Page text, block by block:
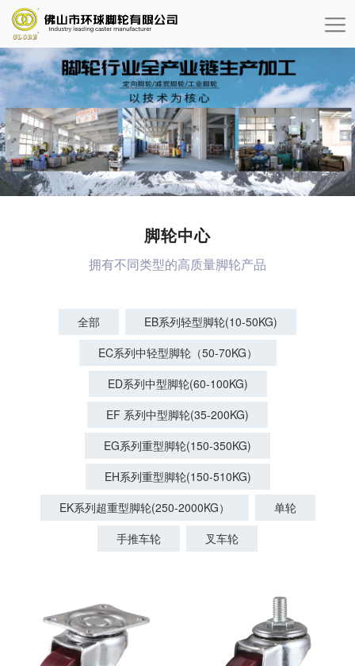
脚轮中心
拥有不同类型的高质量脚轮产品
全部
EB系列轻型脚轮(10-50KG)
EC系列中轻型脚轮（50-70KG）
ED系列中型脚轮(60-100KG)
EF 系列中型脚轮(35-200KG)
EG系列重型脚轮(150-350KG)
EH系列重型脚轮(150-510KG)
EK系列超重型脚轮(250-2000KG）
单轮
手推车轮
叉车轮